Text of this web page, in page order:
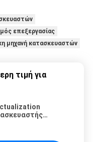
επεξεργασίας
μηχανή κατασκευαστών
τιμή για